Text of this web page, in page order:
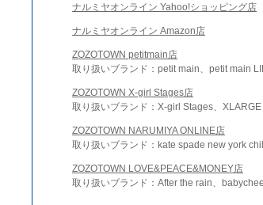
ナルミヤオンライン Yahoo!ショッピング店
ナルミヤオンライン Amazon店
ZOZOTOWN petitmain店
取り扱いブランド：petit main、petit main
ZOZOTOWN X-girl Stages店
取り扱いブランド：X-girl Stages、
ZOZOTOWN NARUMIYA ONLINE店
取り扱いブランド：kate spade new york
ZOZOTOWN LOVE&PEACE&MONEY店
取り扱いブランド：After the rain、